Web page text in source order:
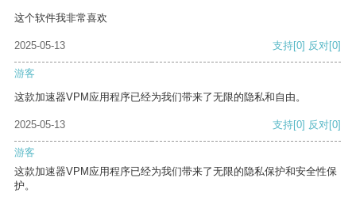
这个软件我非常喜欢
2025-05-13 支持[0] 反对[0]
游客
这款加速器VPM应用程序已经为我们带来了无限的隐私和自由。
2025-05-13 支持[0] 反对[0]
游客
这款加速器VPM应用程序已经为我们带来了无限的隐私保护和安全性保
护。